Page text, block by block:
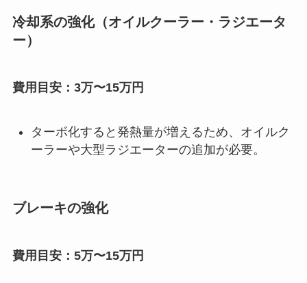
冷却系の強化（オイルクーラー・ラジエータ
ー）
費用目安：3万〜15万円
ターボ化すると発熱量が増えるため、オイルク
ーラーや大型ラジエーターの追加が必要。
ブレーキの強化
費用目安：5万〜15万円